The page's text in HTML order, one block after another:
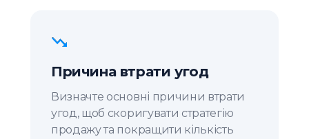
Причина втрати угод
Визначте основні причини втрати
угод, щоб скоригувати стратегію
продажу та покращити кількість